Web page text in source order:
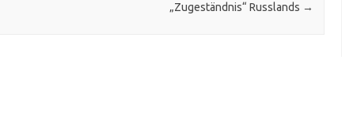
„Zugeständnis“ Russlands →